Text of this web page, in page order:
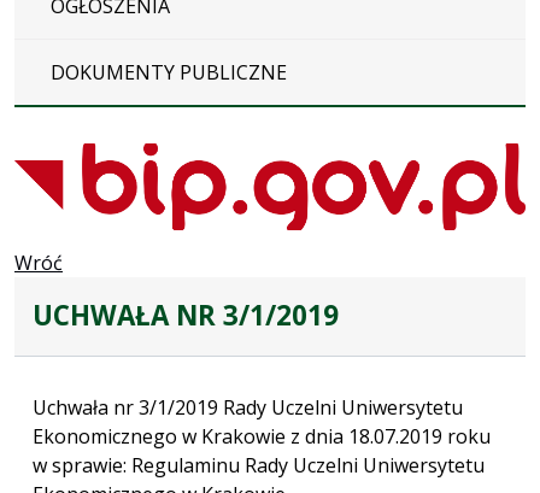
OGŁOSZENIA
DOKUMENTY PUBLICZNE
Wróć
UCHWAŁA NR 3/1/2019
Uchwała nr 3/1/2019 Rady Uczelni Uniwersytetu
Ekonomicznego w Krakowie z dnia 18.07.2019 roku
w sprawie: Regulaminu Rady Uczelni Uniwersytetu